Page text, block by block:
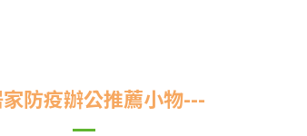
防疫辦公推薦小物---